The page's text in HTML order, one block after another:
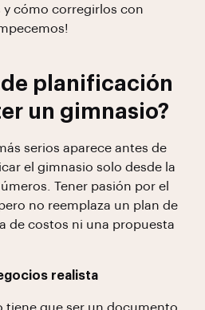
cómo corregirlos con
de planificación
un gimnasio?
serios aparece antes de
el gimnasio solo desde la
Tener pasión por el
no reemplaza un plan de
de costos ni una propuesta
realista